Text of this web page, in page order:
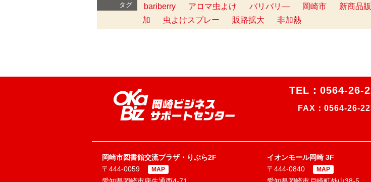
タグ bariberry アロマ虫よけ バリバリ― 岡崎市 新商品
加
虫よけスプレー 販路拡大 非加熱
TEL：0564-26-
FAX：0564-26-
岡崎市図書館交流プラザ・りぶら2F
〒444-0059
MAP
イオンモール岡崎 3F
〒444-0840
MAP